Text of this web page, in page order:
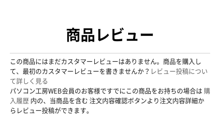
商品レビュー
この商品にはまだカスタマーレビューはありません。商品を購入し
て、最初のカスタマーレビューを書きませんか？ レビュー投稿につい
て詳しく見る
パソコン工房WEB会員のお客様ですでにこの商品をお持ちの場合は 購
入履歴 内の、当商品を含む 注文内容確認ボタンより注文内容詳細か
らレビュー投稿ができます。